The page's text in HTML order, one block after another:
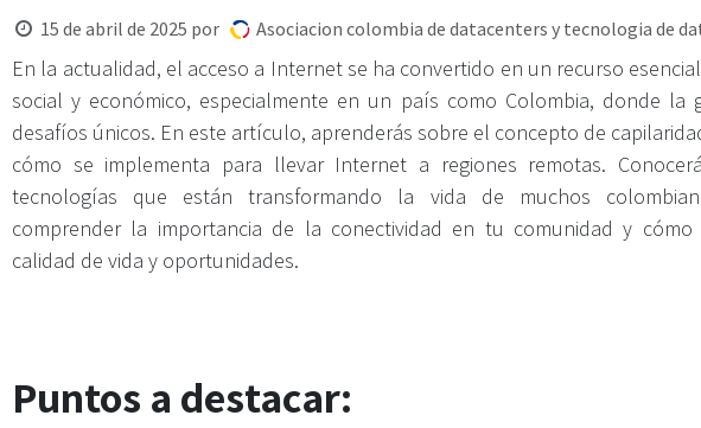
15 de abril de 2025 por Asociacion colombia de datacenters y tecnologia de
En la actualidad, el acceso a Internet se ha convertido en un recurso
social y económico, especialmente en un país como Colombia, donde la
desafíos únicos. En este artículo, aprenderás sobre el concepto de
cómo se implementa para llevar Internet a regiones remotas.
tecnologías que están transformando la vida de muchos
comprender la importancia de la conectividad en tu comunidad y
calidad de vida y oportunidades.
Puntos a destacar: